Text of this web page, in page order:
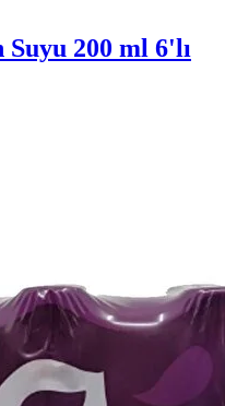
Suyu 200 ml 6'lı